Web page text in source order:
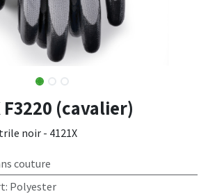
F3220 (cavalier)
noir - 4121X
couture
: Polyester